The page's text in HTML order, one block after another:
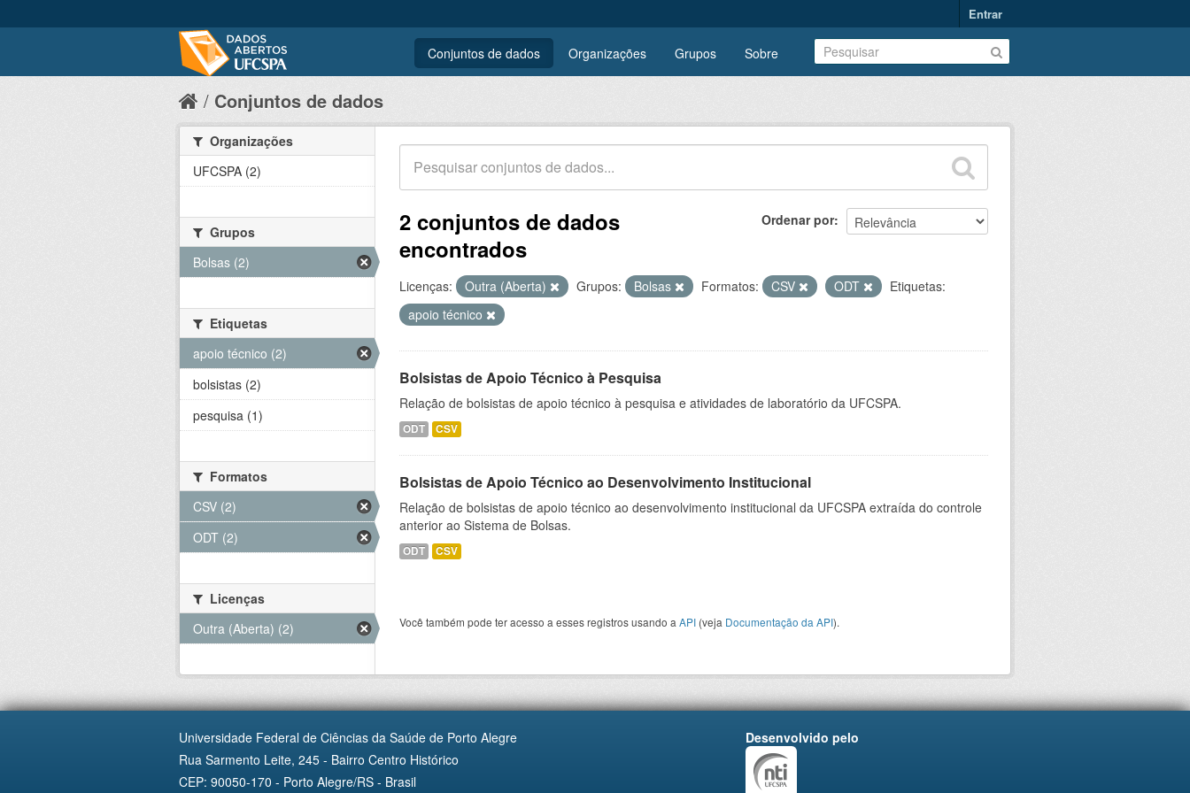
Entrar
Conjuntos de dados Organizações Grupos Sobre
Conjuntos de dados
Ordenar por
2 conjuntos de dados
encontrados
Licenças: Outra (Aberta) Grupos: Bolsas Formatos: CSV ODT
Etiquetas:
apoio técnico
Bolsistas de Apoio Técnico à Pesquisa
Relação de bolsistas de apoio técnico à pesquisa e atividades de laboratório da UFCSPA.
ODT CSV
Bolsistas de Apoio Técnico ao Desenvolvimento Institucional
Relação de bolsistas de apoio técnico ao desenvolvimento institucional da UFCSPA extraída do controle
anterior ao Sistema de Bolsas.
ODT CSV
Você também pode ter acesso a esses registros usando a API (veja Documentação da API).
Organizações
UFCSPA (2)
Grupos
Bolsas (2)
Etiquetas
apoio técnico (2)
bolsistas (2)
pesquisa (1)
Formatos
CSV (2)
ODT (2)
Licenças
Outra (Aberta) (2)
Universidade Federal de Ciências da Saúde de Porto Alegre
Rua Sarmento Leite, 245 - Bairro Centro Histórico
CEP: 90050-170 - Porto Alegre/RS - Brasil
Desenvolvido pelo